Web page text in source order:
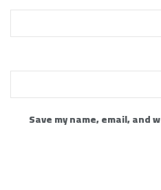
Save my name, email,